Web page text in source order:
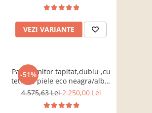
VEZI VARIANTE
-51%
Pat dormitor tapitat,dublu ,cu
tetiere, piele eco neagra/alba,
suport saltea
4.575,63 Lei2.250,00 Lei